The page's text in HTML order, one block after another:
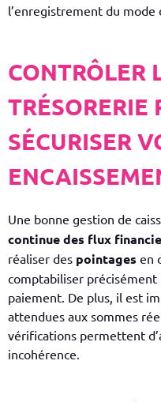
l’enregistrement du mode
CONTRÔLER
TRÉSORERIE
SÉCURISER
Une bonne gestion de
continue des flux
réaliser des pointages en
comptabiliser précisément
paiement. De plus, il est
attendues aux sommes
vérifications permettent
incohérence.